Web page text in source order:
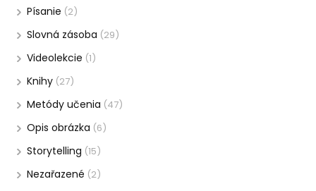
Písanie (2)
Slovná zásoba (29)
Videolekcie (1)
Knihy (27)
Metódy učenia (47)
Opis obrázka (6)
Storytelling (15)
Nezařazené (2)